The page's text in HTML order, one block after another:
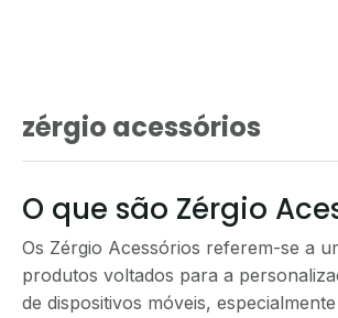
zérgio acessórios
O que são Zérgio
Os Zérgio Acessórios referem-se a
produtos voltados para a
de dispositivos móveis,